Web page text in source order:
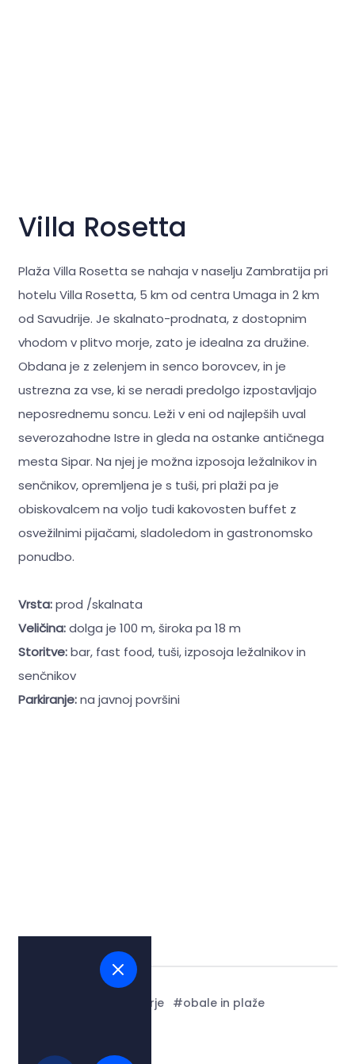
Villa Rosetta
Plaža Villa Rosetta se nahaja v naselju Zambratija pri
hotelu Villa Rosetta, 5 km od centra Umaga in 2 km
od Savudrije. Je skalnato-prodnata, z dostopnim
vhodom v plitvo morje, zato je idealna za družine.
Obdana je z zelenjem in senco borovcev, in je
ustrezna za vse, ki se neradi predolgo izpostavljajo
neposrednemu soncu. Leži v eni od najlepših uval
severozahodne Istre in gleda na ostanke antičnega
mesta Sipar. Na njej je možna izposoja ležalnikov in
senčnikov, opremljena je s tuši, pri plaži pa je
obiskovalcem na voljo tudi kakovosten buffet z
osvežilnimi pijačami, sladoledom in gastronomsko
ponudbo.
Vrsta:prod /skalnata
Veličina:dolga je 100 m, široka pa 18 m
Storitve:bar, fast food, tuši, izposoja ležalnikov in
senčnikov
Parkiranje:na javnoj površini
#jadransko morje #obale in plaže